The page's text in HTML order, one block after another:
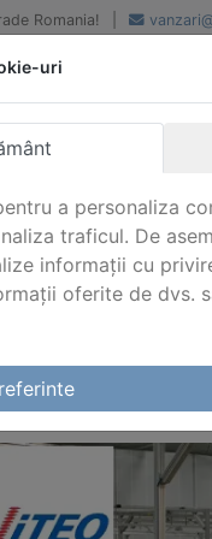
Romania!
renume
National si international
uri
a personaliza
traficul. De
informații cu
oferite de dvs.